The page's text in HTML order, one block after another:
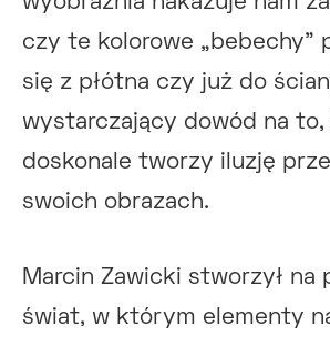
czy te kolorowe „bebechy”
się z płótna czy już do
wystarczający dowód na
doskonale tworzy iluzję
swoich obrazach.
Marcin Zawicki stworzył na
świat, w którym elementy